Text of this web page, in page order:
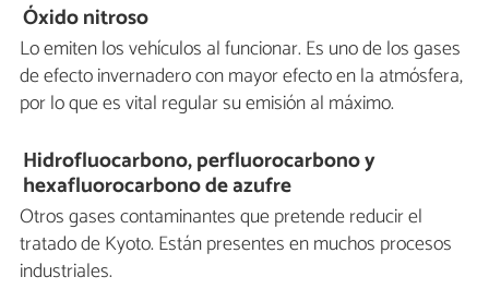
Óxido nitroso
Lo emiten los vehículos al funcionar. Es uno de los gases
de efecto invernadero con mayor efecto en la atmósfera,
por lo que es vital regular su emisión al máximo.
Hidrofluocarbono, perfluorocarbono y
hexafluorocarbono de azufre
Otros gases contaminantes que pretende reducir el
tratado de Kyoto. Están presentes en muchos procesos
industriales.